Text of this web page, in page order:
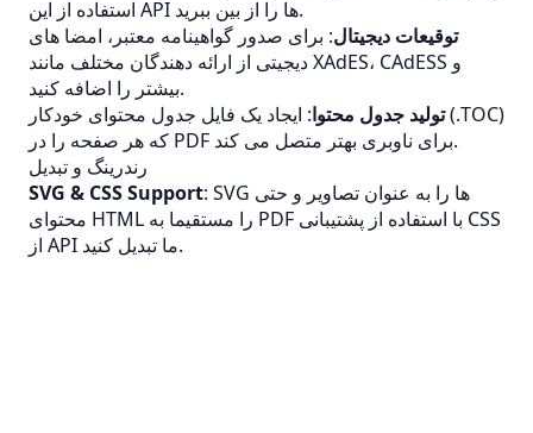
استفاده از این API ها را از بین ببرید.
توقیعات دیجیتال: برای صدور گواهینامه معتبر، امضا های
دیجیتی از ارائه دهندگان مختلف مانند XAdES، CAdESS و
بیشتر را اضافه کنید.
تولید جدول محتوا: ایجاد یک فایل جدول محتوای خودکار (.TOC)
که هر صفحه را در PDF برای ناوبری بهتر متصل می کند.
رندرینگ و تبدیل
SVG & CSS Support: SVG ها را به عنوان تصاویر و حتی
محتوای HTML را مستقیما به PDF با استفاده از پشتیبانی CSS
از API ما تبدیل کنید.